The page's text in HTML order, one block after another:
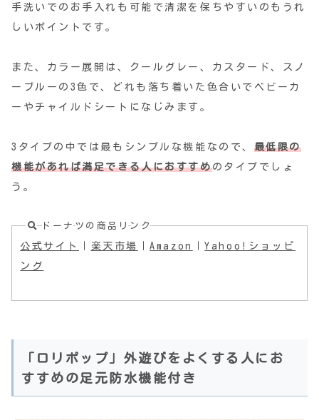
手洗いでのお手入れも可能で清潔を保ちやすいのもうれ
しいポイントです。
また、カラー展開は、クールグレー、カスタード、スノ
ーブルーの3色で、どれも落ち着いた色合いでベビーカ
ーやチャイルドシートになじみます。
3タイプの中では最もシンプルな機能なので、 最低限の
機能があれば満足できる人におすすめのタイプでしょ
う。
ドーナツの商品リンク
公式サイト 楽天市場 ｜Amazon ｜Yahoo!ショッピ
ング
「ロリポップ」外遊びをよくする人にお
すすめの足元防水機能付き